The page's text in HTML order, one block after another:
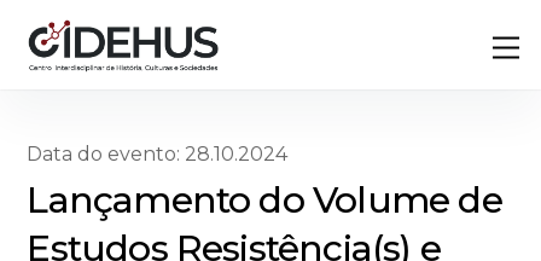
content
Data do evento: 28.10.2024
Lançamento do Volume de
Estudos Resistência(s) e